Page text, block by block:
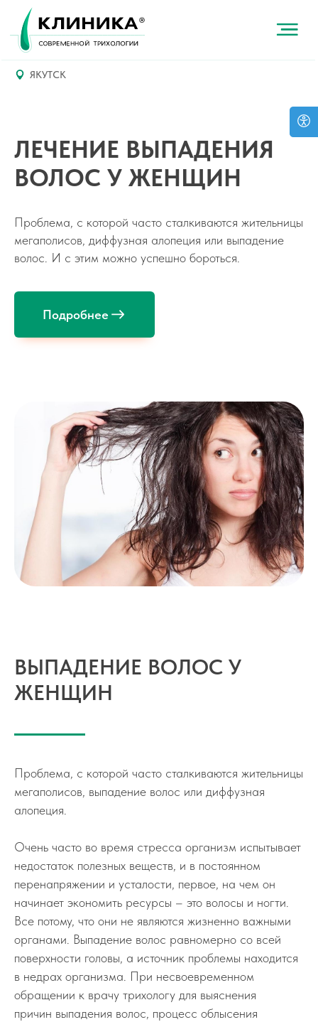
ЯКУТСК
ЛЕЧЕНИЕ ВЫПАДЕНИЯ
ВОЛОС У ЖЕНЩИН
Проблема, с которой часто сталкиваются жительницы
мегаполисов, диффузная алопеция или выпадение
волос. И с этим можно успешно бороться.
Подробнее
ВЫПАДЕНИЕ ВОЛОС У
ЖЕНЩИН
Проблема, с которой часто сталкиваются жительницы
мегаполисов, выпадение волос или диффузная
алопеция.
Очень часто во время стресса организм испытывает
недостаток полезных веществ, и в постоянном
перенапряжении и усталости, первое, на чем он
начинает экономить ресурсы – это волосы и ногти.
Все потому, что они не являются жизненно важными
органами. Выпадение волос равномерно со всей
поверхности головы, а источник проблемы находится
в недрах организма. При несвоевременном
обращении к врачу трихологу для выяснения
причин выпадения волос, процесс облысения